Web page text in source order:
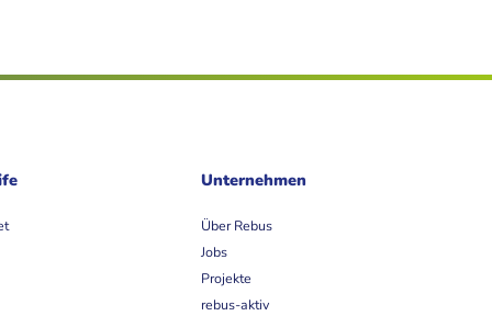
Unternehmen
Über Rebus
Jobs
Projekte
rebus-aktiv